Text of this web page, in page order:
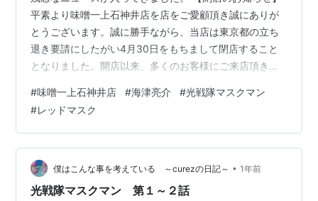
特撮監督：矢島信男
キャスト
タケル（レッドマスク）：海津亮介
ケンタ（ブラックマスク）：草刈滉一
アキラ（ブルーマスク）：広田一成
ハルカ（イエローマスク）：永田由紀
モモコ（ピンクマスク）：前田賀奈子
姿三十郎：谷隼人
東博士：七田玲子
平素より味噌一上石神井店を店をご愛顧頂き誠にありが
とうございます。誠に勝手ながら、当店は東京都の立ち
退き要請にしたがい4月30日をもちまして閉店すること
となりました。開店以来、多くのお客様にご来店頂き感
ます。 — 海津 亮介 (@Ryousuke_Kaizu) 2026年3月4日
未訪問だったので慌てて今日(2026/04/11)行ってきまし
た。 このお店は知る人ぞ知るお店です。立ち退き要請は
上石神井駅付近の再開発によるものだそうです。私が注
文したのは次の二品で、当然美味でした。 この投稿をI…
#味噌一上石神井店 #海津亮介 #光戦隊マスクマン
#レッドマスク
僕はこんな事を考えている ～curezの日記～ • 1年前
光戦隊マスクマン 第１～２話